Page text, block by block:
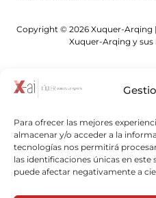
Para ofrecer las mejores
almacenar y/o acceder a la
tecnologías nos permitirá
las identificaciones únicas en
puede afectar negativamente a
Copyright © 2026 Xuquer-Arqing
Xuquer-Arqing y sus